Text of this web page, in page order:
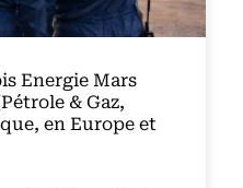
Energie Mars
& Gaz,
en Europe et